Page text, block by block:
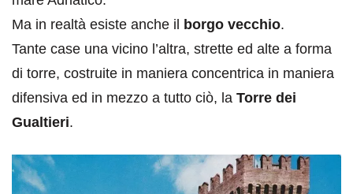
Ma in realtà esiste anche il
borgo vecchio.
Tante case una vicino l’altra, strette ed alte a forma
di torre, costruite in maniera concentrica in maniera
difensiva ed in mezzo a tutto ciò, la Torre dei
Gualtieri.